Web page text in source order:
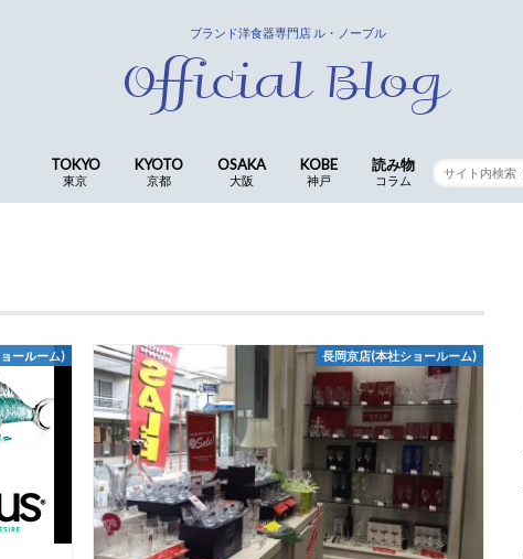
ブランド洋食器専門店 ル・ノーブル
TOKYO
東京
KYOTO
京都
OSAKA
大阪
KOBE
神戸
読み物
コラム
ールーム) 長岡京店(本社ショールーム)